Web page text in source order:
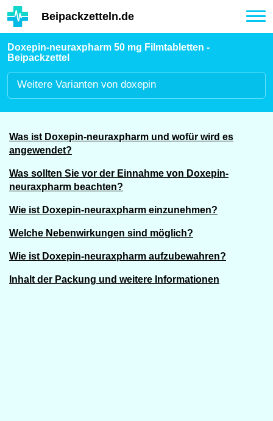
Hauptinhalt
Beipackzetteln.de
Doxepin-neuraxpharm 50 mg Filmtabletten -
Beipackzettel
Weitere Varianten von doxepin
Was ist Doxepin-neuraxpharm und wofür wird es
angewendet?
Was sollten Sie vor der Einnahme von Doxepin-
neuraxpharm beachten?
Wie ist Doxepin-neuraxpharm einzunehmen?
Welche Nebenwirkungen sind möglich?
Wie ist Doxepin-neuraxpharm aufzubewahren?
Inhalt der Packung und weitere Informationen